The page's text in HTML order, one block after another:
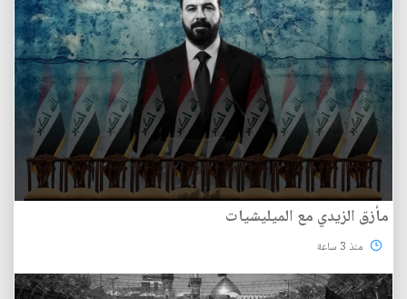
مأزق الزيدي مع الميليشيات
منذ 3 ساعة